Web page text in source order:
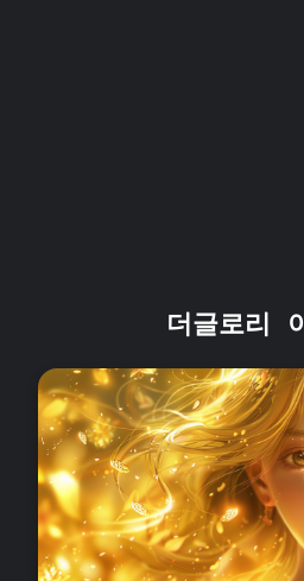
더글로리